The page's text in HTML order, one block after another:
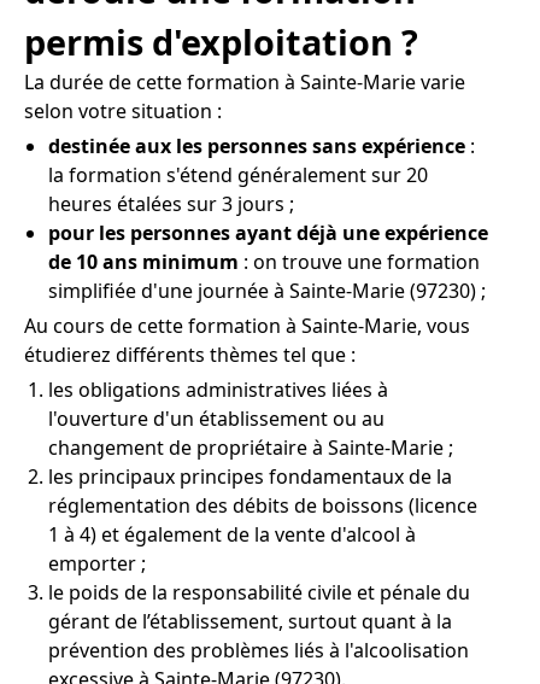
permis d'exploitation ?
La durée de cette formation à Sainte-Marie varie
selon votre situation :
destinée aux les personnes sans expérience :
la formation s'étend généralement sur 20
heures étalées sur 3 jours ;
pour les personnes ayant déjà une expérience
de 10 ans minimum : on trouve une formation
simplifiée d'une journée à Sainte-Marie (97230) ;
Au cours de cette formation à Sainte-Marie, vous
étudierez différents thèmes tel que :
les obligations administratives liées à
l'ouverture d'un établissement ou au
changement de propriétaire à Sainte-Marie ;
les principaux principes fondamentaux de la
réglementation des débits de boissons (licence
1 à 4) et également de la vente d'alcool à
emporter ;
le poids de la responsabilité civile et pénale du
gérant de l’établissement, surtout quant à la
prévention des problèmes liés à l'alcoolisation